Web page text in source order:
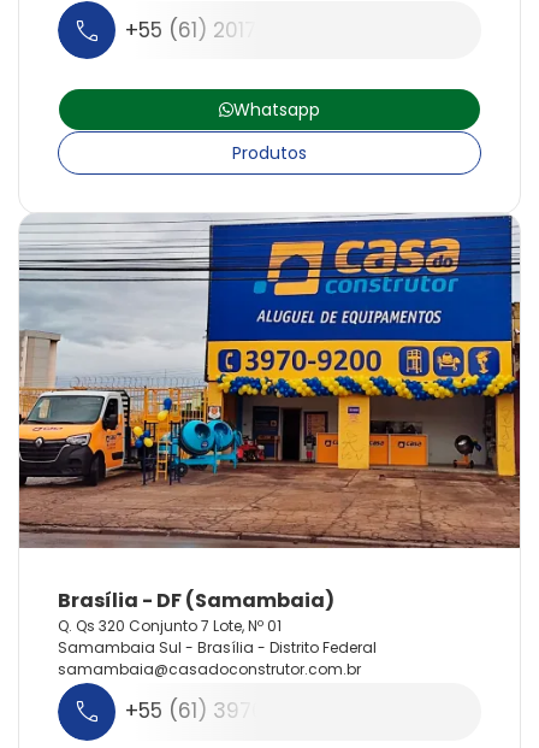
+55 (61) 2017-5353
Whatsapp
Produtos
Q. Qs 320 Conjunto 7 Lote, Nº 01
Samambaia Sul - Brasília - Distrito Federal
samambaia@casadoconstrutor.com.br
+55 (61) 3970-9200